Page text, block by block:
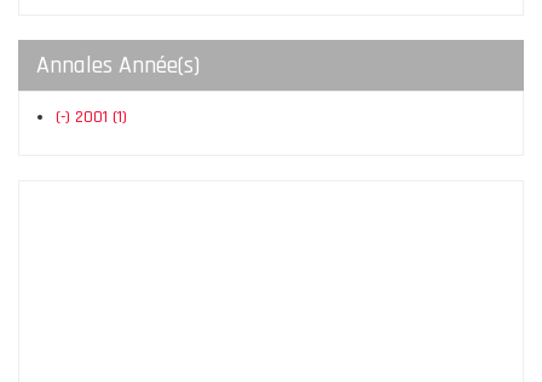
Annales Année(s)
(-) 2001 (1)